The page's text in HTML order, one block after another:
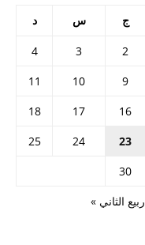
ج س د
ربيع الثاني »
2
3
4
9
10
11
16
17
18
23
24
25
30